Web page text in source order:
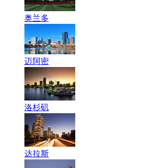
奥兰多
迈阿密
洛杉矶
达拉斯